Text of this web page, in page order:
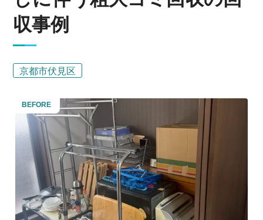
収事例
京都市伏見区
BEFORE